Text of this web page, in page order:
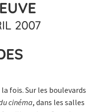
2007
fois. Sur les boulevards
cinéma, dans les salles